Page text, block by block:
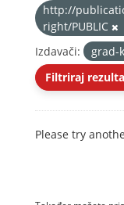
http://
right/PUBLIC
Izdavači:
grad-
Filtriraj
Please try